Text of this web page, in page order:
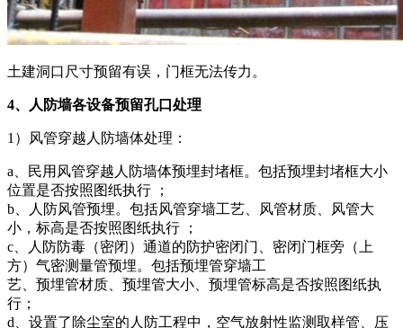
土建洞口尺寸预留有误，门框无法传力。
4、人防墙各设备预留孔口处理
1）风管穿越人防墙体处理：
a、民用风管穿越人防墙体预埋封堵框。包括预埋封堵框大小
位置是否按照图纸执行 ；
b、人防风管预埋。包括风管穿墙工艺、风管材质、风管大
小，标高是否按照图纸执行 ；
c、人防防毒（密闭）通道的防护密闭门、密闭门框旁（上
方）气密测量管预埋。包括预埋管穿墙工
艺、预埋管材质、预埋管大小、预埋管标高是否按照图纸执
行；
d、设置了除尘室的人防工程中，空气放射性监测取样管、压